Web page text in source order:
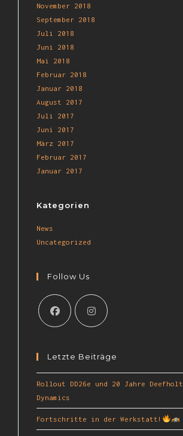
November 2018
September 2018
Juli 2018
Juni 2018
Mai 2018
Februar 2018
Januar 2018
August 2017
Juli 2017
Juni 2017
März 2017
Februar 2017
Januar 2017
Kategorien
News
Uncategorized
Follow Us
Letzte Beiträge
Rollout DD26e und 20 Jahre Deefholt
Dynamics
Fortschritte in der Werkstatt!